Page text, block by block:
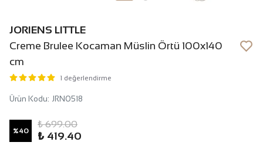
JORIENS LITTLE
Creme Brulee Kocaman Müslin Örtü 100x140
cm
1 değerlendirme
Ürün Kodu: JRN0518
%40
₺ 699.00
₺ 419.40